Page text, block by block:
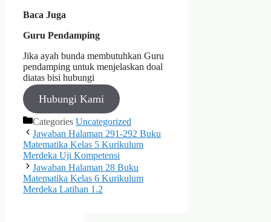
Baca Juga
Guru Pendamping
Jika ayah bunda membutuhkan Guru
pendamping untuk menjelaskan doal
diatas bisi hubungi
Hubungi Kami
Categories Uncategorized
Jawaban Halaman 291-292 Buku
Matematika Kelas 5 Kurikulum
Merdeka Uji Kompetensi
Jawaban Halaman 28 Buku
Matematika Kelas 6 Kurikulum
Merdeka Latihan 1.2